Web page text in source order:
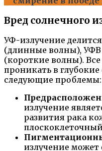
Вред солнечного
УФ-излучение
(длинные волны),
(короткие волны).
проникать в
следующие проблемы:
излучение
развития рака
излучение может